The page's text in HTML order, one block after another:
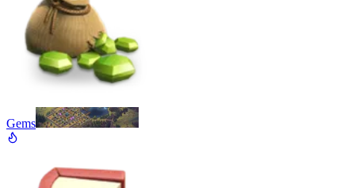
Gems